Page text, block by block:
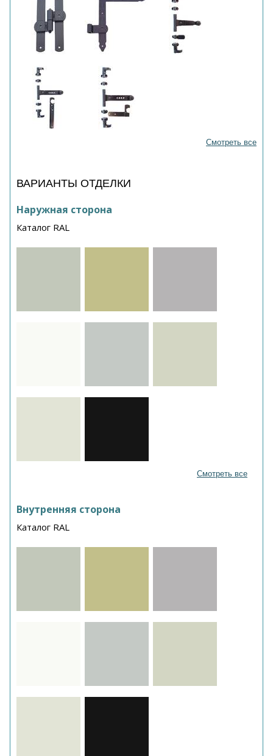
Смотреть все
ВАРИАНТЫ ОТДЕЛКИ
Наружная сторона
Каталог RAL
Смотреть все
Внутренняя сторона
Каталог RAL